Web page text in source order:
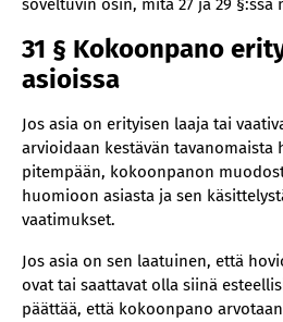
soveltuvin osin, mitä 27 ja 29 §:ssä
31 § Kokoonpano
asioissa
Jos asia on erityisen laaja tai
arvioidaan kestävän tavanomaista
pitempään, kokoonpanon
huomioon asiasta ja sen
vaatimukset.
Jos asia on sen laatuinen, että
ovat tai saattavat olla siinä
päättää, että kokoonpano